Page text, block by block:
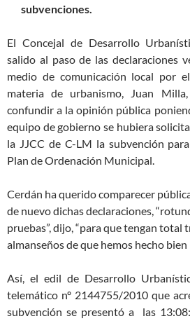
subvenciones.
El Concejal de Desarrollo
salido al paso de las declaraciones
medio de comunicación local por
materia de urbanismo, Juan
confundir a la opinión pública
equipo de gobierno se hubiera
la JJCC de C-LM la subvención
Plan de Ordenación Municipal.
Cerdán ha querido comparecer
de nuevo dichas declaraciones,
pruebas”, dijo, “para que tengan total
almanseños de que hemos hecho
Así, el edil de Desarrollo
telemático nº 2144755/2010 que
subvención se presentó a las